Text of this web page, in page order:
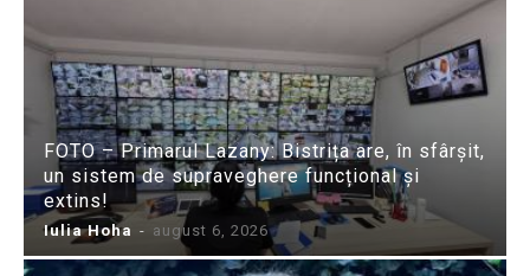
FOTO – Primarul Lazany: Bistrița are, în sfârșit,
un sistem de supraveghere funcțional și
extins!
Iulia Hoha - august 6, 2026